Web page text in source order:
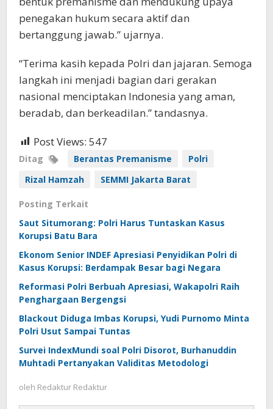
penegakan hukum secara aktif dan
bertanggung jawab.” ujarnya.
“Terima kasih kepada Polri dan jajaran. Semoga
langkah ini menjadi bagian dari gerakan
nasional menciptakan Indonesia yang aman,
beradab, dan berkeadilan.” tandasnya.
Post Views: 547
Ditag Berantas Premanisme
Polri
Rizal Hamzah
SEMMI Jakarta Barat
Posting Terkait
Saut Situmorang: Polri Harus Tuntaskan Kasus
Korupsi Batu Bara
Ekonom Senior INDEF Apresiasi Penyidikan Polri di
Kasus Korupsi: Berdampak Besar bagi Negara
Reformasi Polri Berbuah Apresiasi, Wakapolri Raih
Penghargaan Bergengsi
Blackout Diduga Imbas Korupsi, Yudi Purnomo Minta
Polri Usut Sampai Tuntas
Survei IndexMundi soal Polri Disorot, Burhanuddin
Muhtadi Pertanyakan Validitas Metodologi
oleh Redaktur Redaktur